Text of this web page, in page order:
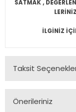
SATMAK ,
İLGİNİZ
Taksit
Önerileriniz